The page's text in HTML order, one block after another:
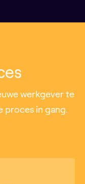
werkgever te
proces in gang.